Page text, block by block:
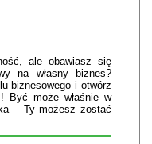
ale obawiasz się
na własny biznes?
biznesowego i otwórz
Być może właśnie w
– Ty możesz zostać